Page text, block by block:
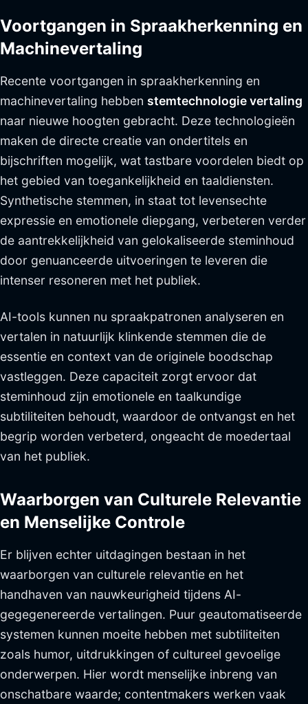
Voortgangen in Spraakherkenning en
Machinevertaling
Recente voortgangen in spraakherkenning en
machinevertaling hebben stemtechnologie vertaling
naar nieuwe hoogten gebracht. Deze technologieën
maken de directe creatie van ondertitels en
bijschriften mogelijk, wat tastbare voordelen biedt op
het gebied van toegankelijkheid en taaldiensten.
Synthetische stemmen, in staat tot levensechte
expressie en emotionele diepgang, verbeteren verder
de aantrekkelijkheid van gelokaliseerde steminhoud
door genuanceerde uitvoeringen te leveren die
intenser resoneren met het publiek.
AI-tools kunnen nu spraakpatronen analyseren en
vertalen in natuurlijk klinkende stemmen die de
essentie en context van de originele boodschap
vastleggen. Deze capaciteit zorgt ervoor dat
steminhoud zijn emotionele en taalkundige
subtiliteiten behoudt, waardoor de ontvangst en het
begrip worden verbeterd, ongeacht de moedertaal
van het publiek.
Waarborgen van Culturele Relevantie
en Menselijke Controle
Er blijven echter uitdagingen bestaan in het
waarborgen van culturele relevantie en het
handhaven van nauwkeurigheid tijdens AI-
gegegenereerde vertalingen. Puur geautomatiseerde
systemen kunnen moeite hebben met subtiliteiten
zoals humor, uitdrukkingen of cultureel gevoelige
onderwerpen. Hier wordt menselijke inbreng van
onschatbare waarde; contentmakers werken vaak